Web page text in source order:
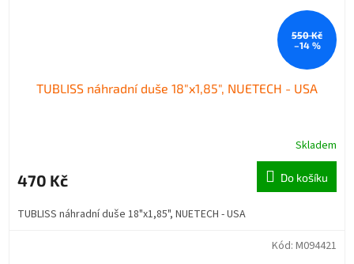
550 Kč
–14 %
TUBLISS náhradní duše 18"x1,85", NUETECH - USA
Skladem
470 Kč Do košíku
TUBLISS náhradní duše 18"x1,85", NUETECH - USA
Kód: M094421